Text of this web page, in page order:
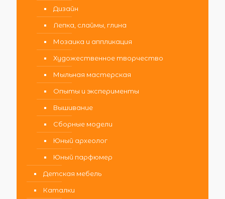
Дизайн
Лепка, слаймы, глина
Мозаика и аппликация
Художественное творчество
Мыльная мастерская
Опыты и эксперименты
Вышивание
Сборные модели
Юный археолог
Юный парфюмер
Детская мебель
Каталки